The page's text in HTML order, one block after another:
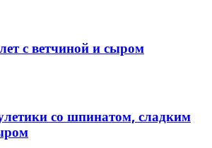
с ветчиной и сыром
со шпинатом, сладким